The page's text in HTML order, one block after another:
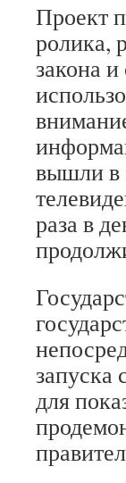
Проект
ролика,
закона
вышли в
раза в
запуска
для